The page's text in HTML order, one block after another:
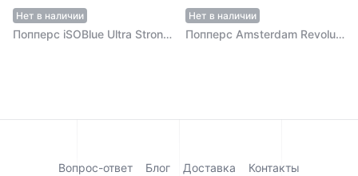
Нет в наличии
Попперс iSOBlue Ultra Strong 22 мл
Нет в наличии
Попперс Amsterdam Revolution 30 мл
Вопрос-ответ Блог Доставка Контакты